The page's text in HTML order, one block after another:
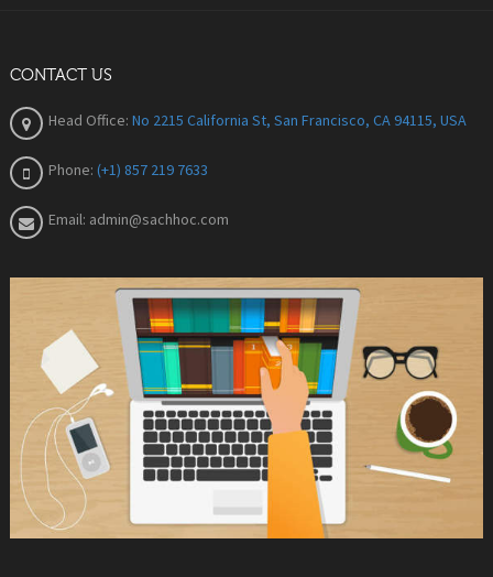
CONTACT US
Head Office: No 2215 California St, San Francisco, CA 94115, USA
Phone: (+1) 857 219 7633
Email: admin@sachhoc.com